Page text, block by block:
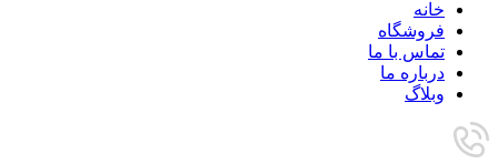
خانه
فروشگاه
تماس با ما
درباره ما
وبلاگ